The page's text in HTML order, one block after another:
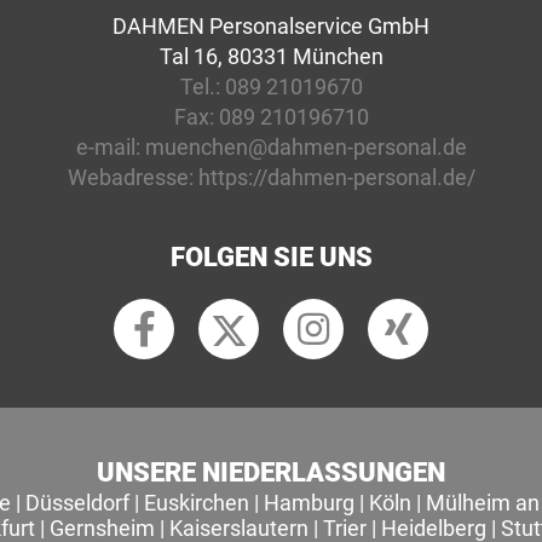
DAHMEN Personalservice GmbH
Tal 16, 80331 München
Tel.: 089 21019670
Fax: 089 210196710
e-mail: muenchen@dahmen-personal.de
Webadresse: https://dahmen-personal.de/
FOLGEN SIE UNS
UNSERE NIEDERLASSUNGEN
| Düsseldorf| Euskirchen | Hamburg | Köln | Mülheim
| Gernsheim | Kaiserslautern | Trier| Heidelberg |